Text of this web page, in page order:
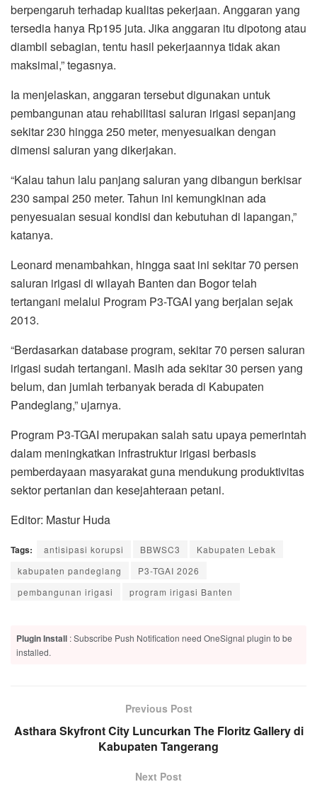
berpengaruh terhadap kualitas pekerjaan. Anggaran yang
tersedia hanya Rp195 juta. Jika anggaran itu dipotong atau
diambil sebagian, tentu hasil pekerjaannya tidak akan
maksimal,” tegasnya.
Ia menjelaskan, anggaran tersebut digunakan untuk
pembangunan atau rehabilitasi saluran irigasi sepanjang
sekitar 230 hingga 250 meter, menyesuaikan dengan
dimensi saluran yang dikerjakan.
“Kalau tahun lalu panjang saluran yang dibangun berkisar
230 sampai 250 meter. Tahun ini kemungkinan ada
penyesuaian sesuai kondisi dan kebutuhan di lapangan,”
katanya.
Leonard menambahkan, hingga saat ini sekitar 70 persen
saluran irigasi di wilayah Banten dan Bogor telah
tertangani melalui Program P3-TGAI yang berjalan sejak
2013.
“Berdasarkan database program, sekitar 70 persen saluran
irigasi sudah tertangani. Masih ada sekitar 30 persen yang
belum, dan jumlah terbanyak berada di Kabupaten
Pandeglang,” ujarnya.
Program P3-TGAI merupakan salah satu upaya pemerintah
dalam meningkatkan infrastruktur irigasi berbasis
pemberdayaan masyarakat guna mendukung produktivitas
sektor pertanian dan kesejahteraan petani.
Editor: Mastur Huda
Tags: antisipasi korupsi BBWSC3
Kabupaten Lebak
kabupaten pandeglang
P3-TGAI 2026
pembangunan irigasi
program irigasi Banten
Plugin Install : Subscribe Push Notification need OneSignal plugin to be
installed.
Previous Post
Asthara Skyfront City Luncurkan The Floritz Gallery di
Kabupaten Tangerang
Next Post